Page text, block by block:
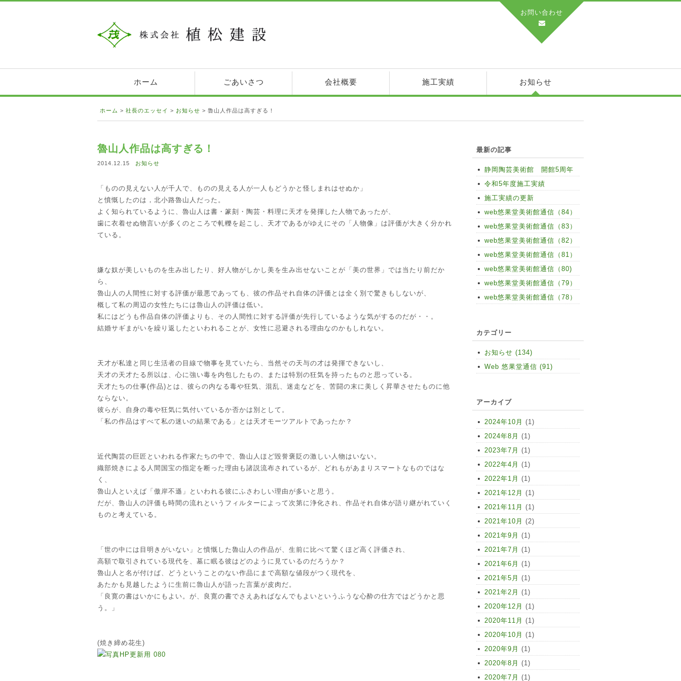
お問い合わせ
ホーム ごあいさつ 会社概要 施工実績 お知らせ
ホーム > 社長のエッセイ > お知らせ > 魯山人作品は高すぎる！
魯山人作品は高すぎる！
2014.12.15 お知らせ
「ものの見えない人が千人で、ものの見える人が一人もどうかと怪しまれはせぬか」
と憤慨したのは，北小路魯山人だった。
よく知られているように、魯山人は書・篆刻・陶芸・料理に天才を発揮した人物であったが、
歯に衣着せぬ物言いが多くのところで軋轢を起こし、天才であるがゆえにその「人物像」は評価が大きく分かれ
ている。
嫌な奴が美しいものを生み出したり、好人物がしかし美を生み出せないことが「美の世界」では当たり前だか
ら、
魯山人の人間性に対する評価が最悪であっても、彼の作品それ自体の評価とは全く別で驚きもしないが、
概して私の周辺の女性たちには魯山人の評価は低い。
私にはどうも作品自体の評価よりも、その人間性に対する評価が先行しているような気がするのだが・・。
結婚サギまがいを繰り返したといわれることが、女性に忌避される理由なのかもしれない。
天才が私達と同じ生活者の目線で物事を見ていたら、当然その天与の才は発揮できないし、
天才の天才たる所以は、心に強い毒を内包したもの、または特別の狂気を持ったものと思っている。
天才たちの仕事(作品)とは、彼らの内なる毒や狂気、混乱、迷走などを、苦闘の末に美しく昇華させたものに他
ならない。
彼らが、自身の毒や狂気に気付いているか否かは別として。
「私の作品はすべて私の迷いの結果である」とは天才モーツアルトであったか？
近代陶芸の巨匠といわれる作家たちの中で、魯山人ほど毀誉褒貶の激しい人物はいない。
織部焼きによる人間国宝の指定を断った理由も諸説流布されているが、どれもがあまりスマートなものではな
く、
魯山人といえば「傲岸不遜」といわれる彼にふさわしい理由が多いと思う。
だが、魯山人の評価も時間の流れというフィルターによって次第に浄化され、作品それ自体が語り継がれていく
ものと考えている。
「世の中には目明きがいない」と憤慨した魯山人の作品が、生前に比べて驚くほど高く評価され、
高額で取引されている現代を、墓に眠る彼はどのように見ているのだろうか？
魯山人と名が付けば、どうということのない作品にまで高額な値段がつく現代を、
あたかも見越したように生前に魯山人が語った言葉が皮肉だ。
「良寛の書はいかにもよい。が、良寛の書でさえあればなんでもよいというふうな心酔の仕方ではどうかと思
う。」
(焼き締め花生)
最新の記事
静岡陶芸美術館 開館5周年
令和5年度施工実績
施工実績の更新
web悠果堂美術館通信（84）
web悠果堂美術館通信（83）
web悠果堂美術館通信（82）
web悠果堂美術館通信（81）
web悠果堂美術館通信（80)
web悠果堂美術館通信（79）
web悠果堂美術館通信（78）
カテゴリー
お知らせ (134)
Web 悠果堂通信 (91)
アーカイブ
2024年10月 (1)
2024年8月 (1)
2023年7月 (1)
2022年4月 (1)
2022年1月 (1)
2021年12月 (1)
2021年11月 (1)
2021年10月 (2)
2021年9月 (1)
2021年7月 (1)
2021年6月 (1)
2021年5月 (1)
2021年2月 (1)
2020年12月 (1)
2020年11月 (1)
2020年10月 (1)
2020年9月 (1)
2020年8月 (1)
2020年7月 (1)